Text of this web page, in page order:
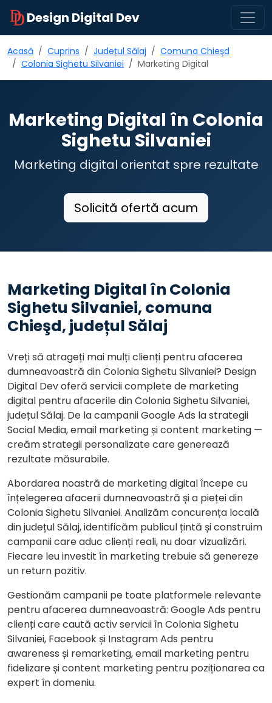
Design Digital Dev
Acasă Cuprins Județul Sălaj
Comuna Chieşd
Colonia Sighetu Silvaniei
Marketing Digital
Marketing Digital în Colonia
Sighetu Silvaniei
Marketing digital orientat spre rezultate
Solicită ofertă acum
Marketing Digital în Colonia
Sighetu Silvaniei, comuna
Chieşd, județul Sălaj
Vreți să atrageți mai mulți clienți pentru afacerea
dumneavoastră din Colonia Sighetu Silvaniei? Design
Digital Dev oferă servicii complete de marketing
digital pentru afacerile din Colonia Sighetu Silvaniei,
județul Sălaj. De la campanii Google Ads la strategii
Social Media, email marketing și content marketing —
creăm strategii personalizate care generează
rezultate măsurabile.
Abordarea noastră de marketing digital începe cu
înțelegerea afacerii dumneavoastră și a pieței din
Colonia Sighetu Silvaniei. Analizăm concurența locală
din județul Sălaj, identificăm publicul țintă și construim
campanii care aduc clienți reali, nu doar vizualizări.
Fiecare leu investit în marketing trebuie să genereze
un return pozitiv.
Gestionăm campanii pe toate platformele relevante
pentru afacerea dumneavoastră: Google Ads pentru
clienți care caută activ servicii în Colonia Sighetu
Silvaniei, Facebook și Instagram Ads pentru
awareness și remarketing, email marketing pentru
fidelizare și content marketing pentru poziționarea ca
expert în domeniu.